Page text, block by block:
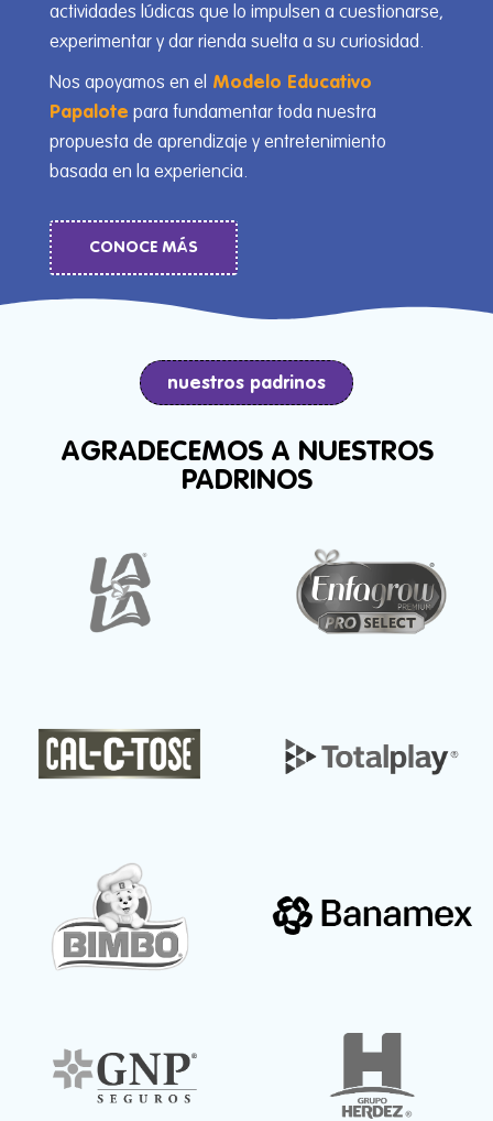
actividades lúdicas que lo impulsen a cuestionarse,
experimentar y dar rienda suelta a su curiosidad.
Nos apoyamos en el Modelo Educativo
Papalote para fundamentar toda nuestra
propuesta de aprendizaje y entretenimiento
basada en la experiencia.
CONOCE MÁS
nuestros padrinos
AGRADECEMOS A NUESTROS
PADRINOS